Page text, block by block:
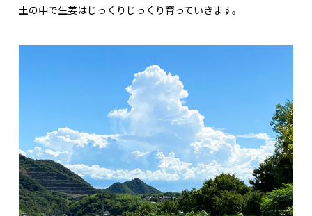
土の中で生姜はじっくりじっくり育っていきます。